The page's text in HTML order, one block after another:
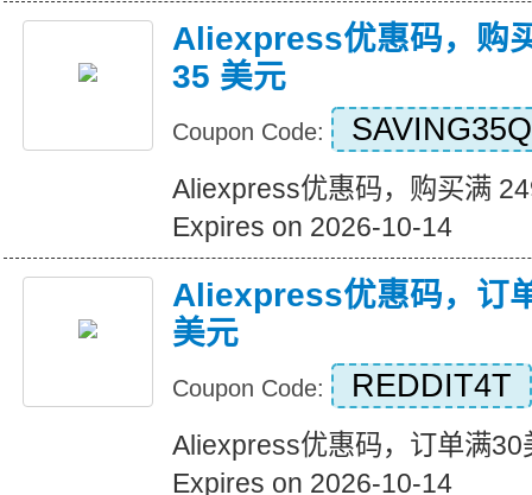
Aliexpress优惠码，购
35 美元
Coupon Code: SAVING35Q
Aliexpress优惠码，购买满
Expires on 2026-10-14
Aliexpress优惠码，订
美元
Coupon Code: REDDIT4T
Aliexpress优惠码，订单满30
Expires on 2026-10-14